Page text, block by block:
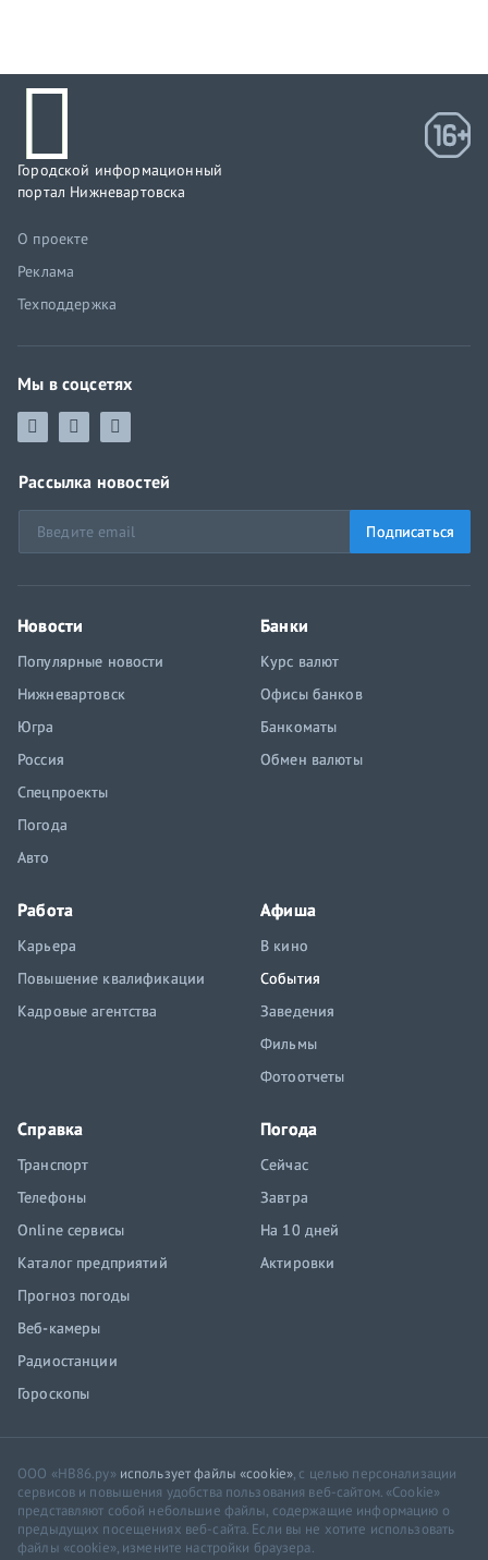
Городской информационный
портал Нижневартовска
О проекте
Реклама
Техподдержка
Мы в соцсетях
Рассылка новостей
Подписаться
Новости
Популярные новости
Нижневартовск
Югра
Россия
Спецпроекты
Погода
Авто
Банки
Курс валют
Офисы банков
Банкоматы
Обмен валюты
Работа
Карьера
Повышение квалификации
Кадровые агентства
Афиша
В кино
События
Заведения
Фильмы
Фотоотчеты
Справка
Транспорт
Телефоны
Online сервисы
Каталог предприятий
Прогноз погоды
Веб-камеры
Радиостанции
Гороскопы
Погода
Сейчас
Завтра
На 10 дней
Актировки
ООО «НВ86.ру» использует файлы «cookie», с целью персонализации
сервисов и повышения удобства пользования веб-сайтом. «Cookie»
представляют собой небольшие файлы, содержащие информацию о
предыдущих посещениях веб-сайта. Если вы не хотите использовать
файлы «cookie», измените настройки браузера.